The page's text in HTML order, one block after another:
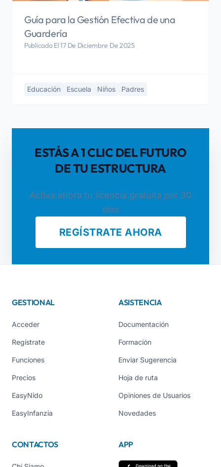
Guía para la Gestión Efectiva de una
Guardería
Publicado El 17 De Diciembre De 2025
Educación Escuela Niños Padres
ESTÁS A 1 CLIC DEL FUTURO
DE TU ESTRUCTURA
Activa ahora tu licencia gratuita por 30
días
REGÍSTRATE AHORA
GESTIONAL
Acceder
Regístrate
Funciones
Precios
EasyNido
EasyInfanzia
ASISTENCIA
Documentación
Formación
Enviar Sugerencia
Hoja de ruta
Opiniones de Usuarios
Novedades
CONTACTOS APP